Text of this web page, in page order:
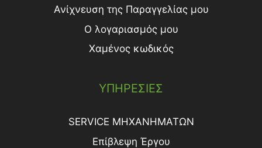
Ανίχνευση της Παραγγελίας μου
Ο λογαριασμός μου
Χαμένος κωδικός
ΥΠΗΡΕΣΙΕΣ
SERVICE ΜΗΧΑΝΗΜΑΤΩΝ
Επίβλεψη Έργου